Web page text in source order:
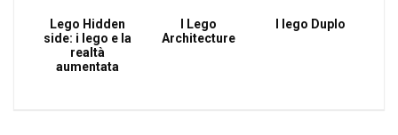
Lego Hidden
side: i lego e la
realtà
aumentata
I Lego
Architecture
I lego Duplo